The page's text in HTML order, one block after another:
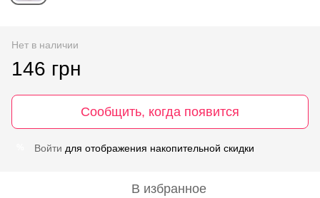
Нет в наличии
146 грн
Сообщить, когда появится
Войти для отображения накопительной скидки
В избранное